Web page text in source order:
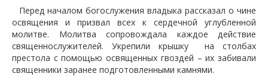
Перед началом богослужения владыка рассказал о чине
освящения и призвал всех к сердечной углубленной
молитве. Молитва сопровождала каждое действие
священнослужителей. Укрепили крышку на столбах
престола с помощью освященных гвоздей – их забивали
священники заранее подготовленными камнями.